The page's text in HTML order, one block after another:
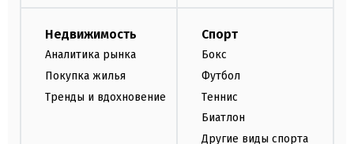
Недвижимость
Аналитика рынка
Покупка жилья
Тренды и вдохновение
Спорт
Бокс
Футбол
Теннис
Биатлон
Другие виды спорта